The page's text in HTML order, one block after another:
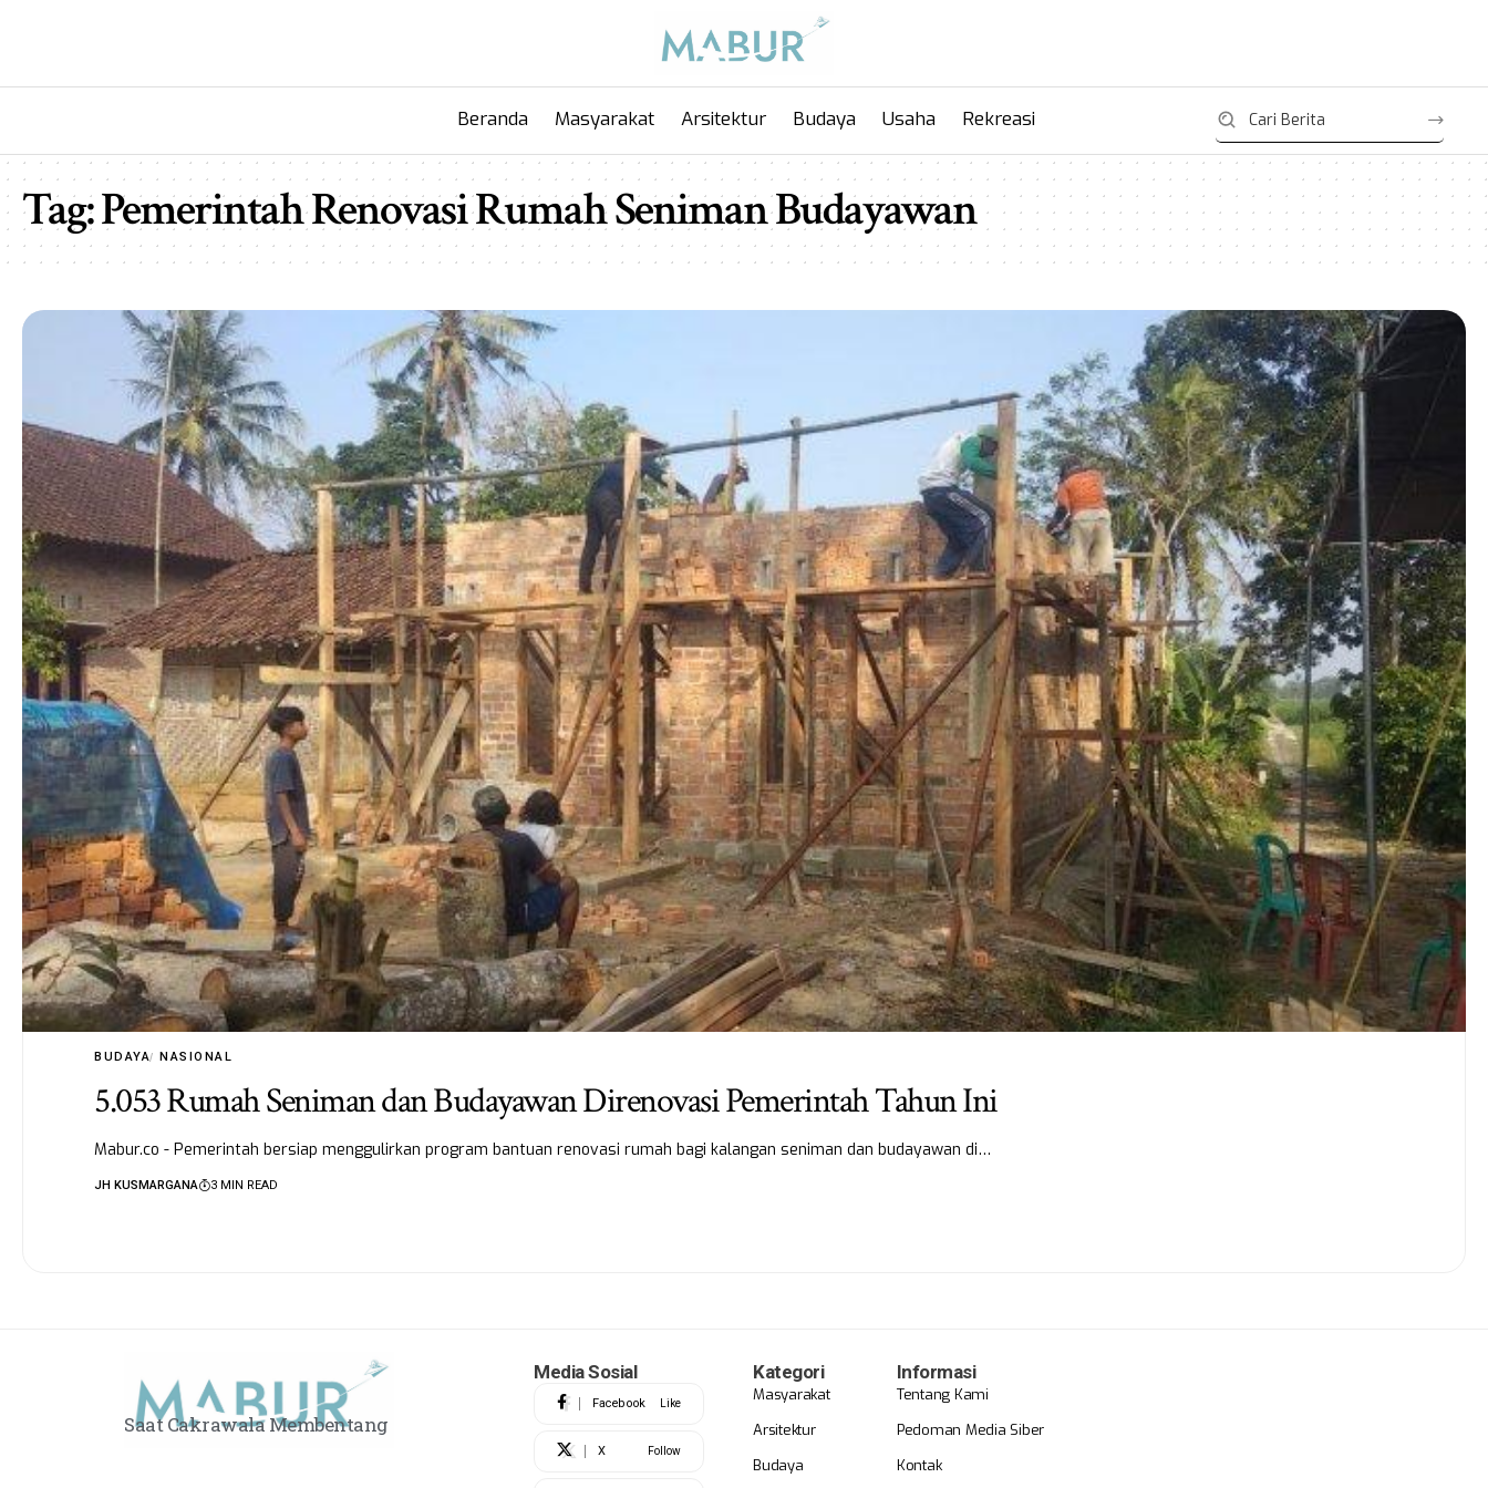
Beranda Masyarakat Arsitektur Budaya Usaha Rekreasi
Tag:Pemerintah Renovasi Rumah Seniman Budayawan
BUDAYA NASIONAL
5.053 Rumah Seniman dan Budayawan Direnovasi Pemerintah Tahun Ini
Mabur.co - Pemerintah bersiap menggulirkan program bantuan renovasi rumah bagi kalangan seniman dan budayawan di…
JH KUSMARGANA 3 MIN READ
Saat Cakrawala Membentang
Media Sosial
Facebook Like
X Follow
Kategori
Masyarakat
Arsitektur
Budaya
Informasi
Tentang Kami
Pedoman Media Siber
Kontak